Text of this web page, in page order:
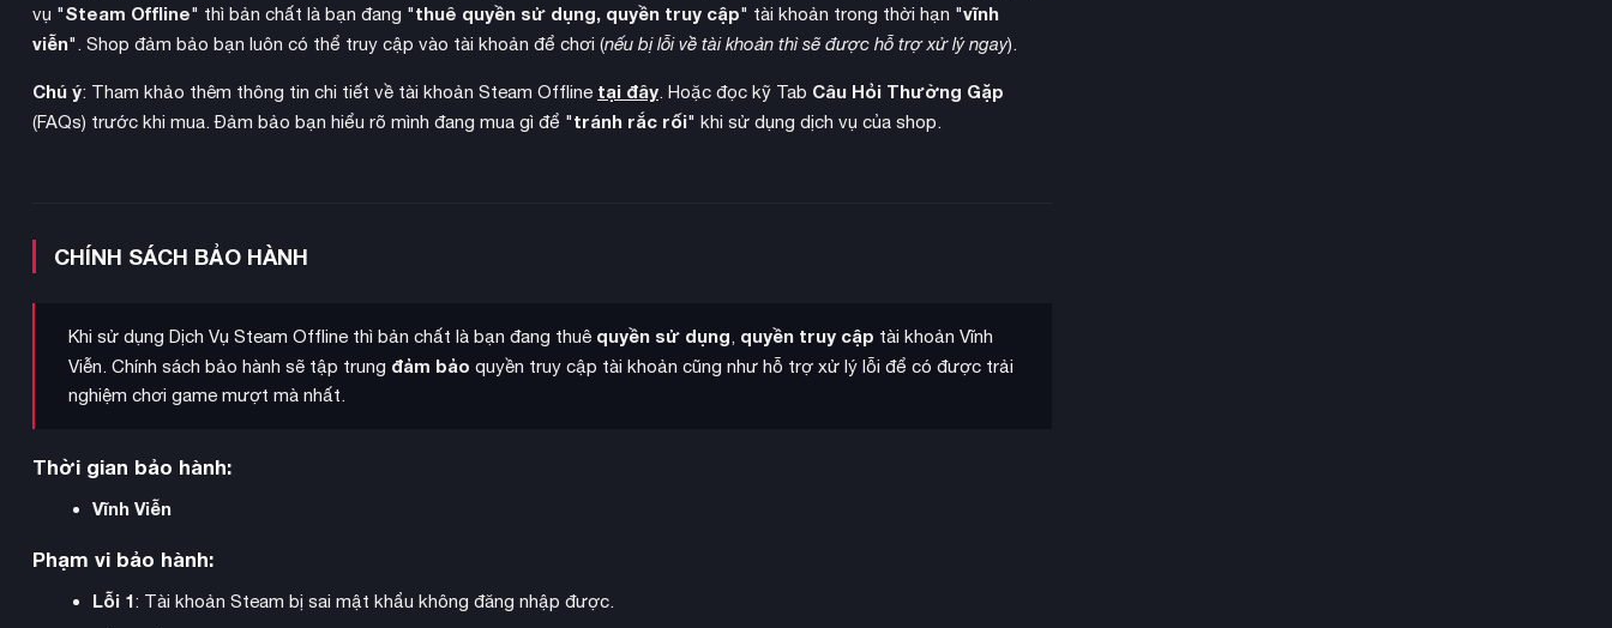
Hệ thốngchiến dịch cướp bócđộc đáo cho phép người chơi cử điệp viên đi “mượn” các kỳ quan thế giới như Tượng Nữ
thần Tự do hay Tháp Eiffel về trưng bày trên đảo của mình. Những công trình này không chỉ làm đẹp cảnh quan mà còn
Game diễn ra qua
từ thuộc địa, Thế chiến, Chiến tranh Lạnh đến hiện đại, mỗi giai đoạn đều mang đến
những thách thức và cơ hội riêng. Hệ thống nghiên cứu được cải tiến tập trung vào khía cạnh chính trị, cho phép người chơi
vụ "Steam Offline" thì bản chất là bạn đang "thuê quyền sử dụng, quyền truy cập" tài khoản trong thời hạn "vĩnh
viễn". Shop đảm bảo bạn luôn có thể truy cập vào tài khoản để chơi (nếu bị lỗi về tài khoản thì sẽ được hỗ trợ xử lý ngay).
Chú ý: Tham khảo thêm thông tin chi tiết về tài khoản Steam Offline tại đây. Hoặc đọc kỹ Tab Câu Hỏi Thường Gặp
(FAQs) trước khi mua. Đảm bảo bạn hiểu rõ mình đang mua gì để "tránh rắc rối" khi sử dụng dịch vụ của shop.
CHÍNH SÁCH BẢO HÀNH
Khi sử dụng Dịch Vụ Steam Offline thì bản chất là bạn đang thuê quyền sử dụng, quyền truy cập tài khoản Vĩnh
Viễn. Chính sách bảo hành sẽ tập trung đảm bảo quyền truy cập tài khoản cũng như hỗ trợ xử lý lỗi để có được trải
nghiệm chơi game mượt mà nhất.
Thời gian bảo hành:
Vĩnh Viễn
Phạm vi bảo hành:
Lỗi 1: Tài khoản Steam bị sai mật khẩu không đăng nhập được.